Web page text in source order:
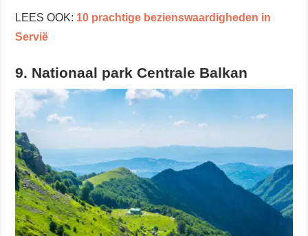
LEES OOK: 10 prachtige bezienswaardigheden in
Servië
9. Nationaal park Centrale Balkan